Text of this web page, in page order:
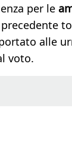
per le
precedente
alle
voto.